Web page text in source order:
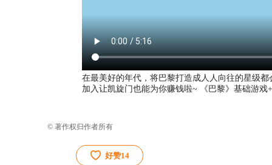
在最美好的年代，将巴黎打造成人人向往的星级
加入让凯旋门也能为你赚钱啦~ 《巴黎》基础游
© 著作权归作者所有
好赞14